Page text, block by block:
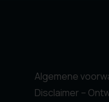
Algemene
Disclaimer –